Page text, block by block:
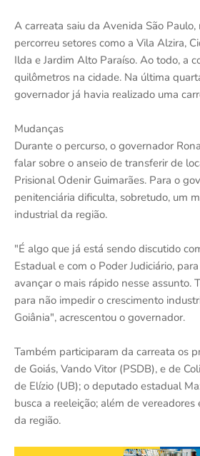
A carreata saiu da Avenida São Paulo,
percorreu setores como a Vila Alzira,
Ilda e Jardim Alto Paraíso. Ao todo, a
quilômetros na cidade. Na última
governador já havia realizado uma
Mudanças
Durante o percurso, o governador
falar sobre o anseio de transferir de
Prisional Odenir Guimarães. Para o
penitenciária dificulta, sobretudo, um
industrial da região.
"É algo que já está sendo discutido
Estadual e com o Poder Judiciário,
avançar o mais rápido nesse assunto.
para não impedir o crescimento
Goiânia", acrescentou o governador.
Também participaram da carreata os
de Goiás, Vando Vitor (PSDB), e de
de Elízio (UB); o deputado estadual
busca a reeleição; além de
da região.